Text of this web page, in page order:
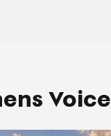
Voice